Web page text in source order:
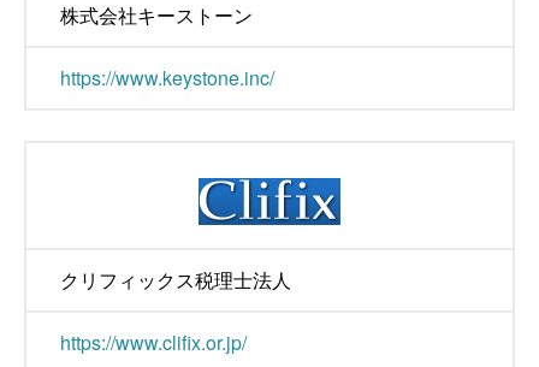
株式会社キーストーン
https://www.keystone.inc/
クリフィックス税理士法人
https://www.clifix.or.jp/